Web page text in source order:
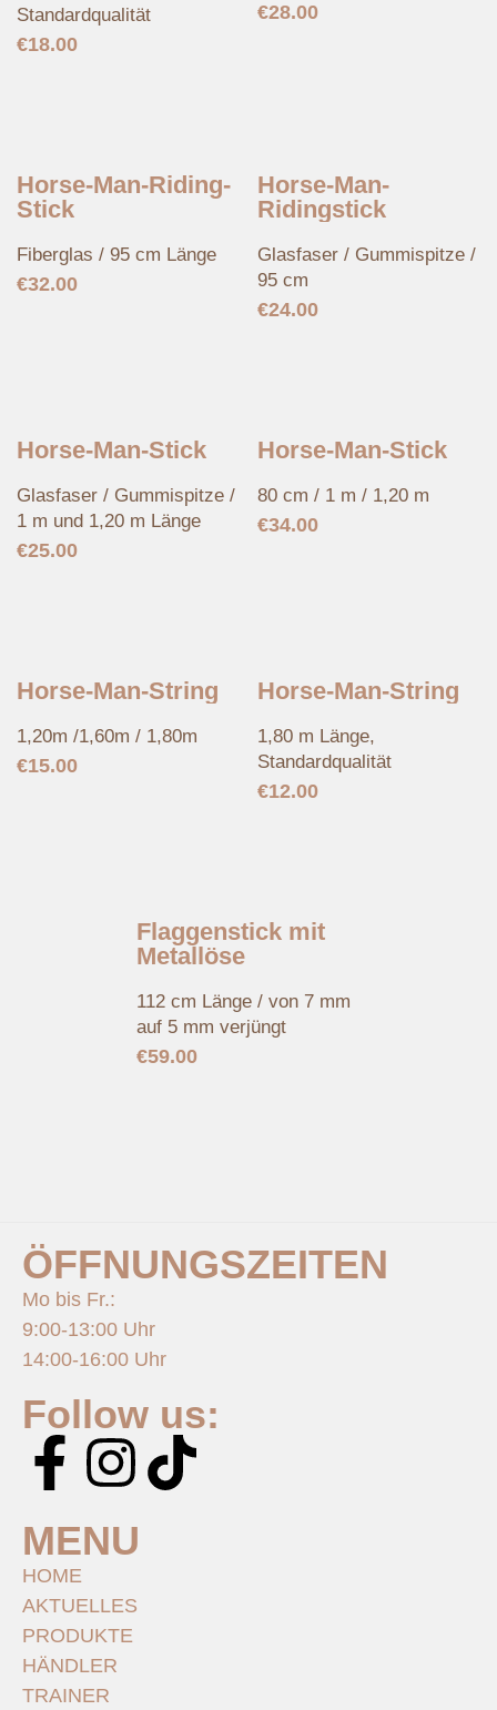
Standardqualität
€18.00
€28.00
Horse-Man-Riding-
Stick
Fiberglas / 95 cm Länge
€32.00
Horse-Man-
Ridingstick
Glasfaser / Gummispitze /
95 cm
€24.00
Horse-Man-Stick
Glasfaser / Gummispitze /
1 m und 1,20 m Länge
€25.00
Horse-Man-Stick
80 cm / 1 m / 1,20 m
€34.00
Horse-Man-String
1,20m /1,60m / 1,80m
€15.00
Horse-Man-String
1,80 m Länge,
Standardqualität
€12.00
Flaggenstick mit
Metallöse
112 cm Länge / von 7 mm
auf 5 mm verjüngt
€59.00
ÖFFNUNGSZEITEN
Mo bis Fr.:
9:00-13:00 Uhr
14:00-16:00 Uhr
Follow us:
MENU
HOME
AKTUELLES
PRODUKTE
HÄNDLER
TRAINER